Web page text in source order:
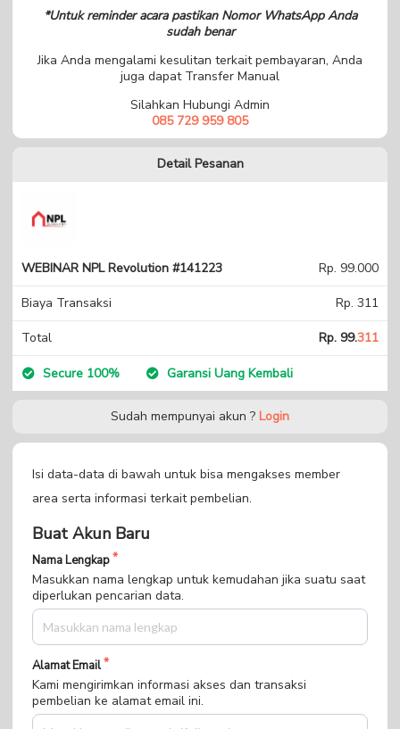
*Untuk reminder acara pastikan Nomor WhatsApp Anda
sudah benar
Jika Anda mengalami kesulitan terkait pembayaran, Anda
juga dapat Transfer Manual
Silahkan Hubungi Admin
085 729 959 805
Detail Pesanan
WEBINAR NPL Revolution #141223 Rp. 99.000
Biaya Transaksi Rp. 311
Total Rp. 99.311
Secure 100% Garansi Uang Kembali
Sudah mempunyai akun ? Login
Isi data-data di bawah untuk bisa mengakses member
area serta informasi terkait pembelian.
Buat Akun Baru
Nama Lengkap
Masukkan nama lengkap untuk kemudahan jika suatu saat
diperlukan pencarian data.
Alamat Email
Kami mengirimkan informasi akses dan transaksi
pembelian ke alamat email ini.